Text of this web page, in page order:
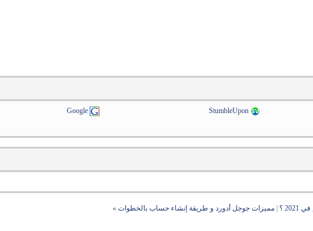
StumbleUpon
Google
؟ |مميزات جوجل أدورد و طريقة إنشاء حساب بالخطوات »